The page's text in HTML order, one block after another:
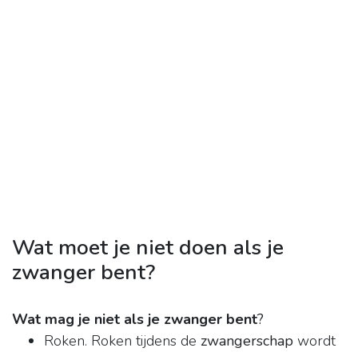
Wat moet je niet doen als je
zwanger bent?
Wat mag je niet als je zwanger bent?
Roken. Roken tijdens de zwangerschap wordt